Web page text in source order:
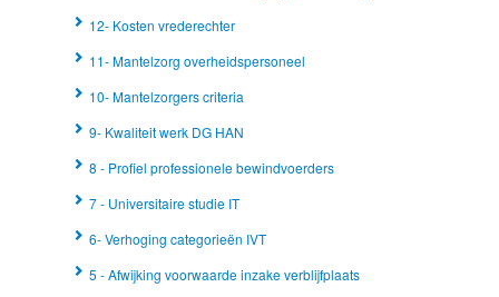
12- Kosten vrederechter
11- Mantelzorg overheidspersoneel
10- Mantelzorgers criteria
9- Kwaliteit werk DG HAN
8 - Profiel professionele bewindvoerders
7 - Universitaire studie IT
6- Verhoging categorieën IVT
5 - Afwijking voorwaarde inzake verblijfplaats